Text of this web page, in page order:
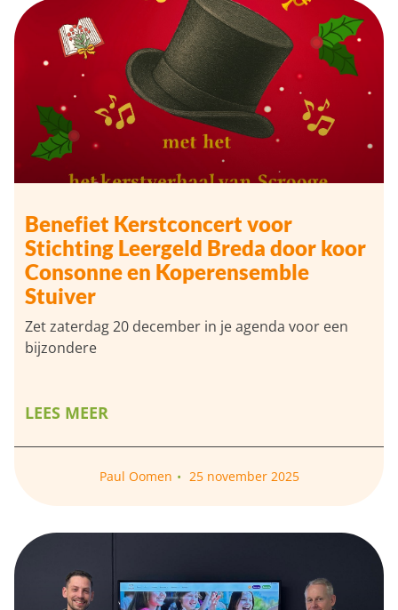
Benefiet Kerstconcert voor
Stichting Leergeld Breda door koor
Consonne en Koperensemble
Stuiver
Zet zaterdag 20 december in je agenda voor een
bijzondere
LEES MEER
Paul Oomen 25 november 2025